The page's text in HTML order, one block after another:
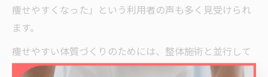
痩せやすくなった」という利用者の声も多く見受けられ
ます。
痩せやすい体質づくりのためには、整体施術と並行して
日常のセルフケアや運動も欠かせません。整体師の指導